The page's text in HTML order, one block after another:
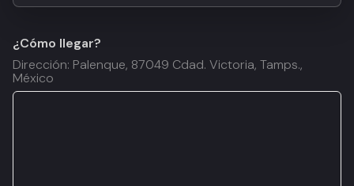
¿Cómo llegar?
Dirección: Palenque, 87049 Cdad. Victoria, Tamps.,
México